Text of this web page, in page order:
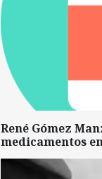
René Gómez
medicamentos